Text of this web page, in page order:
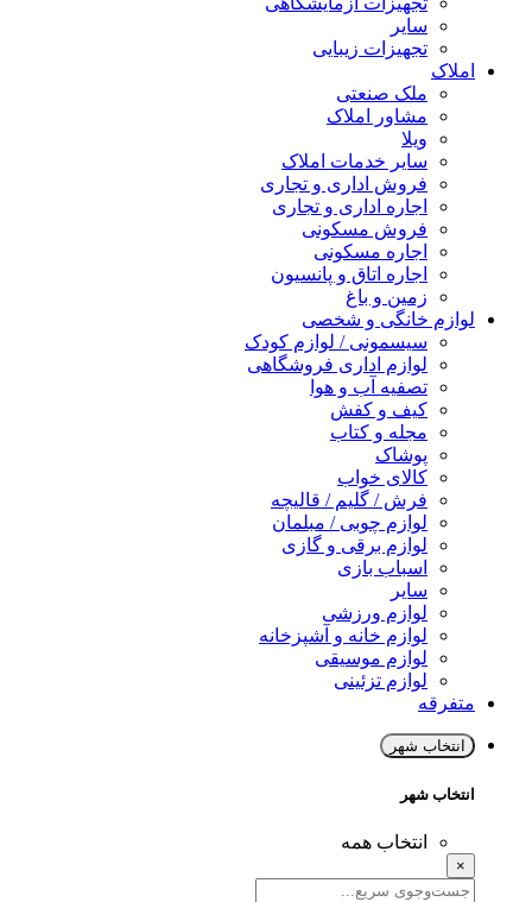
سایر
تجهیزات زیبایی
املاک
ملک صنعتی
مشاور املاک
ویلا
سایر خدمات املاک
فروش اداری و تجاری
اجاره اداری و تجاری
فروش مسکونی
اجاره مسکونی
اجاره اتاق و پانسیون
زمین و باغ
لوازم خانگی و شخصی
سیسمونی / لوازم کودک
لوازم اداری فروشگاهی
تصفیه آب و هوا
کیف و کفش
مجله و کتاب
پوشاک
کالای خواب
فرش / گلیم / قالیچه
لوازم چوبی / مبلمان
لوازم برقی و گازی
اسباب بازی
سایر
لوازم ورزشی
لوازم خانه و آشپزخانه
لوازم موسیقی
لوازم تزئینی
متفرقه
انتخاب شهر
انتخاب شهر
انتخاب همه